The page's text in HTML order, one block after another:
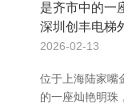
是齐市中的一
深圳创丰电梯
2026-02-13
位于上海陆家嘴
的一座灿艳明珠